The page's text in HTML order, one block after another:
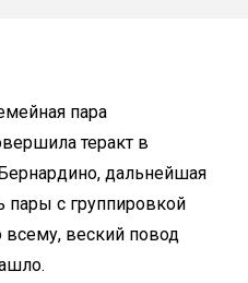
пара
теракт в
дальнейшая
пары с группировкой
всему, веский повод